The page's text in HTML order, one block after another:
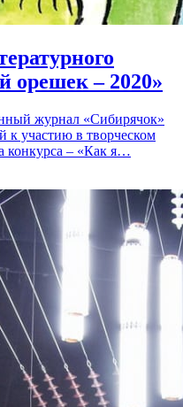
орешек – 2020»
журнал «Сибирячок»
к участию в творческом
конкурса – «Как я…